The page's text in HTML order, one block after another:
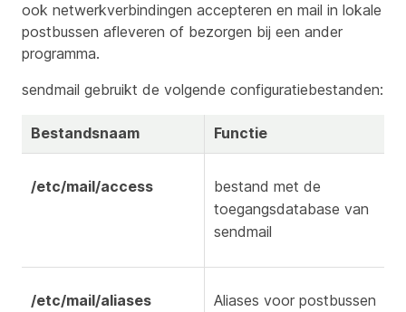
ook netwerkverbindingen accepteren en mail in lokale
postbussen afleveren of bezorgen bij een ander
programma.
sendmail gebruikt de volgende configuratiebestanden:
Bestandsnaam Functie
/etc/mail/access
bestand met de
toegangsdatabase van
sendmail
/etc/mail/aliases Aliases voor postbussen